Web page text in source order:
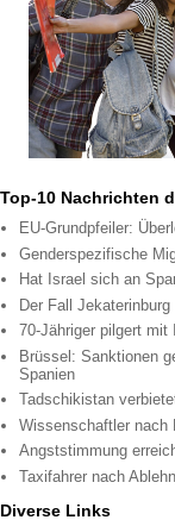
Top-10 Nachrichten
EU-Grundpfeiler:
Genderspezifische
Hat Israel sich an
Der Fall
70-Jähriger pilgert mit
Brüssel: Sanktionen
Spanien
Tadschikistan
Wissenschaftler nach
Angststimmung
Taxifahrer nach
Diverse Links